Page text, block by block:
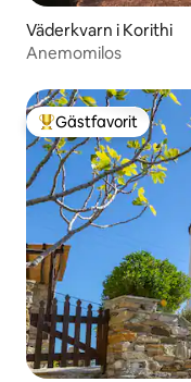
Väderkvarn i Korithi
Anemomilos
Populär gästfavorit
Gästfavorit